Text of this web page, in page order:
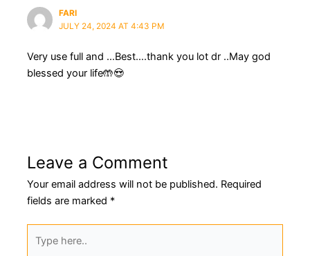
FARI
JULY 24, 2024 AT 4:43 PM
Very use full and …Best….thank you lot dr ..May god
blessed your life🤲😍
Leave a Comment
Your email address will not be published. Required
fields are marked *
here..